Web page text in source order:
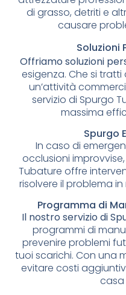
di grasso, detriti e
causare
Soluzioni
Offriamo soluzioni
esigenza. Che si
un’attività
servizio di Spurgo
massima
Spurgo
In caso di
occlusioni
Tubature offre
risolvere il problema
Programma di
Il nostro servizio di
programmi di
prevenire problemi
tuoi scarichi. Con una
evitare costi
casa